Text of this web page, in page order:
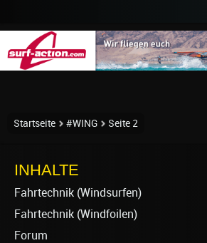
Startseite #WING Seite 2
INHALTE
Fahrtechnik (Windsurfen)
Fahrtechnik (Windfoilen)
Forum